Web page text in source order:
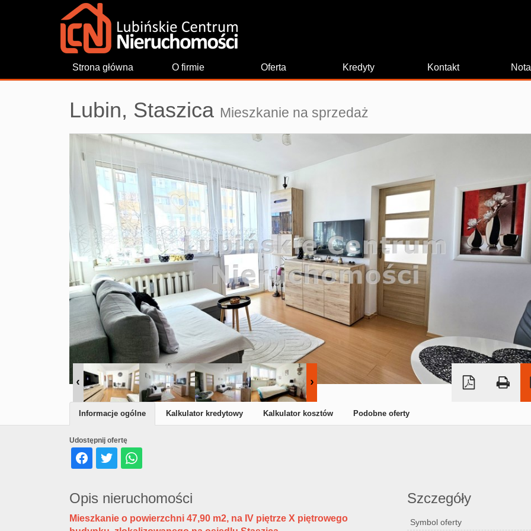
Strona główna O firmie Oferta Kredyty Kontakt
Lubin, Staszica Mieszkanie na sprzedaż
Udostępnij ofertę
Informacje ogólne Kalkulator kredytowy Kalkulator kosztów Podobne oferty
Opis nieruchomości
Mieszkanie o powierzchni 47,90 m2, na IV piętrze X piętrowego
Szczegóły
Symbol oferty